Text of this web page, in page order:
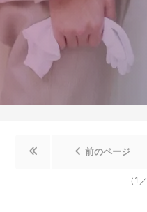
前のページ
（ 1 ／